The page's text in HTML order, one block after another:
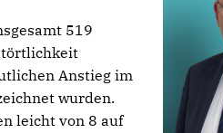
519
Anstieg im
wurden.
leicht von 8 auf